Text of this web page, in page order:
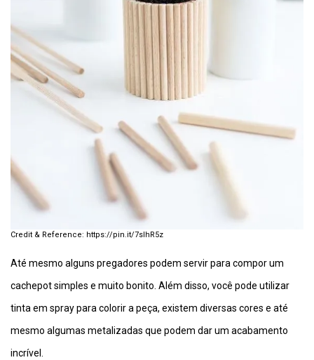
https://pin.it/7slhR5z
Até mesmo alguns pregadores podem servir para compor um
cachepot simples e muito bonito. Além disso, você pode utilizar
tinta em spray para colorir a peça, existem diversas cores e até
mesmo algumas metalizadas que podem dar um acabamento
incrível.